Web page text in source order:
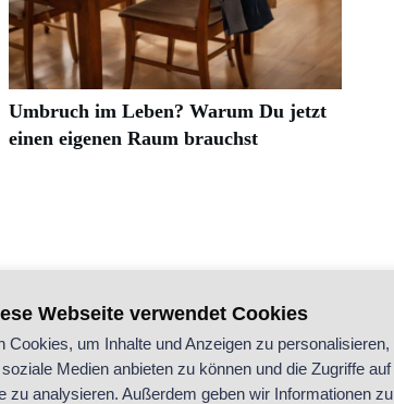
Umbruch im Leben? Warum Du jetzt
einen eigenen Raum brauchst
Webseite verwendet Cookies
Cookies, um Inhalte und Anzeigen zu personalisieren,
Medien anbieten zu können und die Zugriffe auf
zu analysieren. Außerdem geben wir Informationen zu